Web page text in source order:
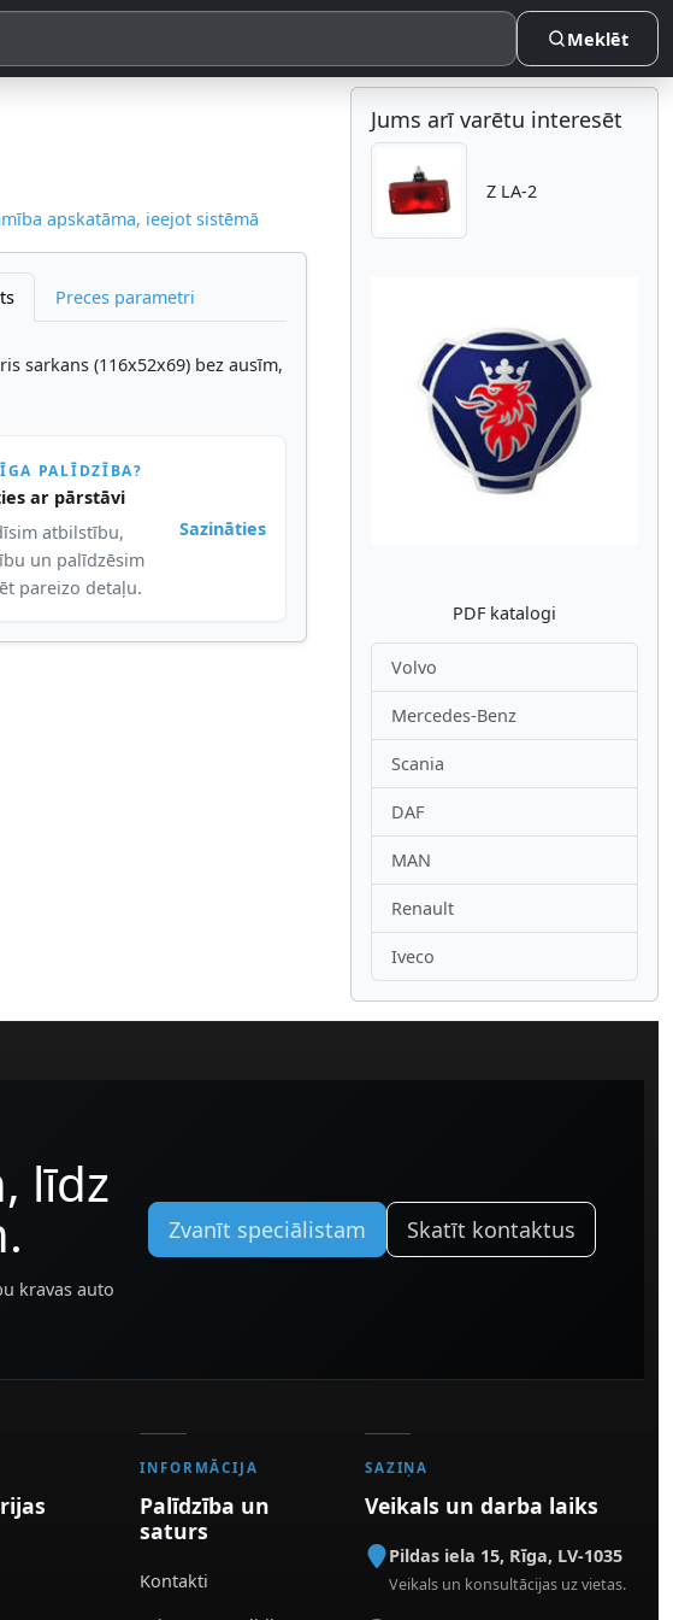
Meklēt
apskatāma, ieejot sistēmā
Preces parametri
sarkans (116x52x69) bez ausīm,
PALĪDZĪBA?
ar pārstāvi
atbilstību,
un palīdzēsim
pareizo detaļu.
Sazināties
Jums arī varētu interesēt
Z LA-2
Atpakaļ
PDF katalogi
Volvo
Mercedes-Benz
Scania
DAF
MAN
Renault
Iveco
līdz
kravas auto
Zvanīt speciālistam Skatīt kontaktus
INFORMĀCIJA
Palīdzība un
saturs
Kontakti
SAZIŅA
Veikals un darba laiks
Pildas iela 15, Rīga, LV-1035
Veikals un konsultācijas uz vietas.